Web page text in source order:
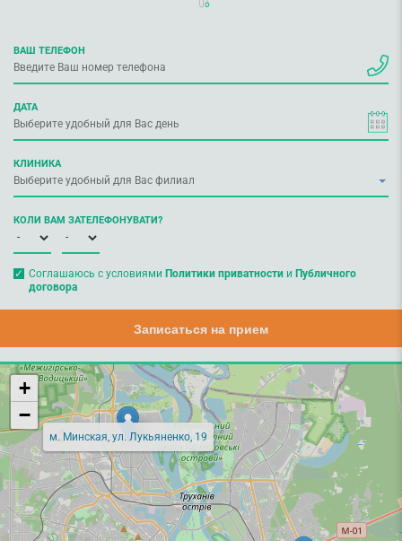
ВАШ ТЕЛЕФОН
ДАТА
КЛИНИКА
КОЛИ ВАМ ЗАТЕЛЕФОНУВАТИ?
Соглашаюсь с условиями Политики приватностии Публичного
договора
Записаться на прием
м. Минская, ул. Лукьяненко, 19
+
−